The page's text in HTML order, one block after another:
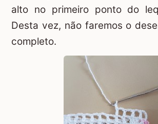
alto no primeiro ponto do
Desta vez, não faremos o
completo.